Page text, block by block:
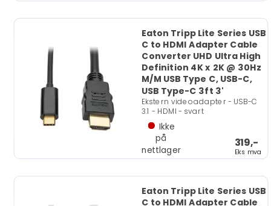
Eaton Tripp Lite Series USB
C to HDMI Adapter Cable
Converter UHD Ultra High
Definition 4K x 2K @ 30Hz
M/M USB Type C, USB-C,
USB Type-C 3ft 3'
Ekstern videoadapter - USB-C
3.1 - HDMI - svart
319,-
Eks mva
Ikke
på
nettlager
Eaton Tripp Lite Series USB
C to HDMI Adapter Cable